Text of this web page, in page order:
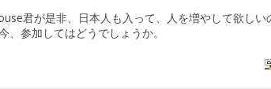
君が是非、日本人も入って、人を増やして欲しい
、参加してはどうでしょうか。